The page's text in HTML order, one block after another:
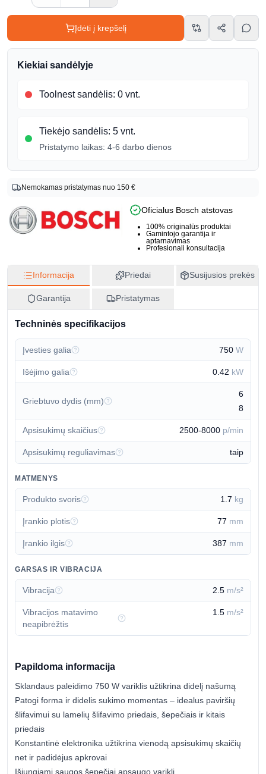
Įdėti į krepšelį
Kiekiai sandėlyje
Toolnest sandėlis: 0 vnt.
Tiekėjo sandėlis: 5 vnt.
Pristatymo laikas: 4-6 darbo dienos
Produkto info
Bosch
Prekės kodas
3165140584852
Kilmės šalis
Vokietija
CN kodas
84672959
Nemokamas pristatymas nuo 150 €
Oficialus Bosch atstovas
100% originalūs produktai
Gamintojo garantija ir
aptarnavimas
Profesionali konsultacija
Informacija Priedai Susijusios prekės
Garantija Pristatymas
Techninės specifikacijos
Įvesties galia 750 W
Išėjimo galia 0.42 kW
Griebtuvo dydis (mm)
6
8
Apsisukimų skaičius 2500-8000 p/min
Apsisukimų reguliavimas taip
MATMENYS
Produkto svoris 1.7 kg
Įrankio plotis 77 mm
Įrankio ilgis 387 mm
GARSAS IR VIBRACIJA
Vibracija 2.5 m/s²
Vibracijos matavimo
neapibrėžtis
1.5 m/s²
Papildoma informacija
Sklandaus paleidimo 750 W variklis užtikrina didelį našumą
Patogi forma ir didelis sukimo momentas – idealus paviršių
šlifavimui su lamelių šlifavimo priedais, šepečiais ir kitais
priedais
Konstantinė elektronika užtikrina vienodą apsisukimų skaičių
net ir padidėjus apkrovai
Išjungiami saugos šepečiai apsaugo variklį